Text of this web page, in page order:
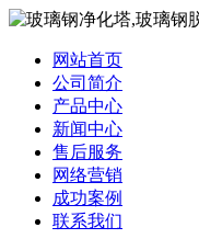
网站首页
公司简介
产品中心
新闻中心
售后服务
网络营销
成功案例
联系我们